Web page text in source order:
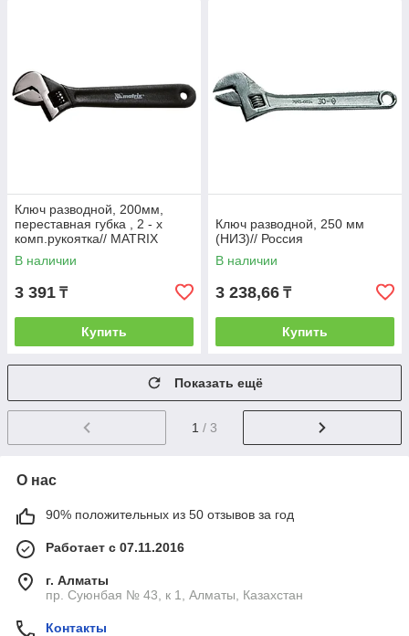
Ключ разводной, 200мм,
переставная губка , 2 - х
комп.рукоятка// MATRIX
В наличии
3 391 ₸
Купить
Ключ разводной, 250 мм
(НИЗ)// Россия
В наличии
3 238,66 ₸
Купить
Показать ещё
1 / 3
О нас
90% положительных из 50 отзывов за год
Работает с 07.11.2016
г. Алматы
пр. Суюнбая № 43, к 1, Алматы, Казахстан
Контакты